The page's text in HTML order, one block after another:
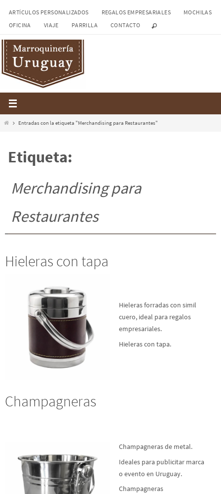
ARTÍCULOS PERSONALIZADOS REGALOS EMPRESARIALES
MOCHILAS
OFICINA
VIAJE PARRILLA CONTACTO
InicioEntradas con la etiqueta "Merchandising para Restaurantes"
Etiqueta:
Merchandising para
Restaurantes
Hieleras con tapa
Hieleras forradas con simil
cuero, ideal para regalos
empresariales.
Hieleras con tapa.
Champagneras
Champagneras de metal.
Ideales para publicitar marca
o evento en Uruguay.
Champagneras